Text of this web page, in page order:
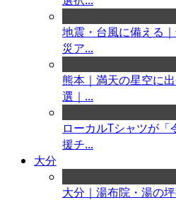
地震・台風に備える
災ア...
熊本｜満天の星空に
選｜...
ローカルTシャツが
援チ...
大分
大分｜湯布院・湯の